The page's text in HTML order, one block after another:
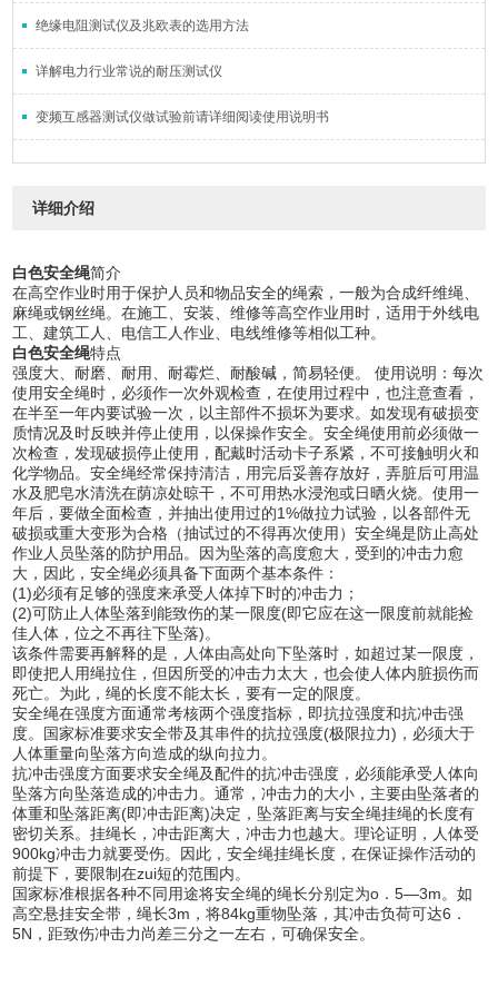
绝缘电阻测试仪及兆欧表的选用方法
详解电力行业常说的耐压测试仪
变频互感器测试仪做试验前请详细阅读使用说明书
详细介绍
白色安全绳简介
在高空作业时用于保护人员和物品安全的绳索，一般为合成纤维绳、
麻绳或钢丝绳。在施工、安装、维修等高空作业用时，适用于外线电
工、建筑工人、电信工人作业、电线维修等相似工种。
白色安全绳特点
强度大、耐磨、耐用、耐霉烂、耐酸碱，简易轻便。 使用说明：每次
使用安全绳时，必须作一次外观检查，在使用过程中，也注意查看，
在半至一年内要试验一次，以主部件不损坏为要求。如发现有破损变
质情况及时反映并停止使用，以保操作安全。安全绳使用前必须做一
次检查，发现破损停止使用，配戴时活动卡子系紧，不可接触明火和
化学物品。安全绳经常保持清洁，用完后妥善存放好，弄脏后可用温
水及肥皂水清洗在荫凉处晾干，不可用热水浸泡或日晒火烧。使用一
年后，要做全面检查，并抽出使用过的1%做拉力试验，以各部件无
破损或重大变形为合格（抽试过的不得再次使用）安全绳是防止高处
作业人员坠落的防护用品。因为坠落的高度愈大，受到的冲击力愈
大，因此，安全绳必须具备下面两个基本条件：
(1)必须有足够的强度来承受人体掉下时的冲击力；
(2)可防止人体坠落到能致伤的某一限度(即它应在这一限度前就能捡
佳人体，位之不再往下坠落)。
该条件需要再解释的是，人体由高处向下坠落时，如超过某一限度，
即使把人用绳拉住，但因所受的冲击力太大，也会使人体内脏损伤而
死亡。为此，绳的长度不能太长，要有一定的限度。
安全绳在强度方面通常考核两个强度指标，即抗拉强度和抗冲击强
度。国家标准要求安全带及其串件的抗拉强度(极限拉力)，必须大于
人体重量向坠落方向造成的纵向拉力。
抗冲击强度方面要求安全绳及配件的抗冲击强度，必须能承受人体向
坠落方向坠落造成的冲击力。通常，冲击力的大小，主要由坠落者的
体重和坠落距离(即冲击距离)决定，坠落距离与安全绳挂绳的长度有
密切关系。挂绳长，冲击距离大，冲击力也越大。理论证明，人体受
900kg冲击力就要受伤。因此，安全绳挂绳长度，在保证操作活动的
前提下，要限制在zui短的范围内。
国家标准根据各种不同用途将安全绳的绳长分别定为o．5—3m。如
高空悬挂安全带，绳长3m，将84kg重物坠落，其冲击负荷可达6．
5N，距致伤冲击力尚差三分之一左右，可确保安全。